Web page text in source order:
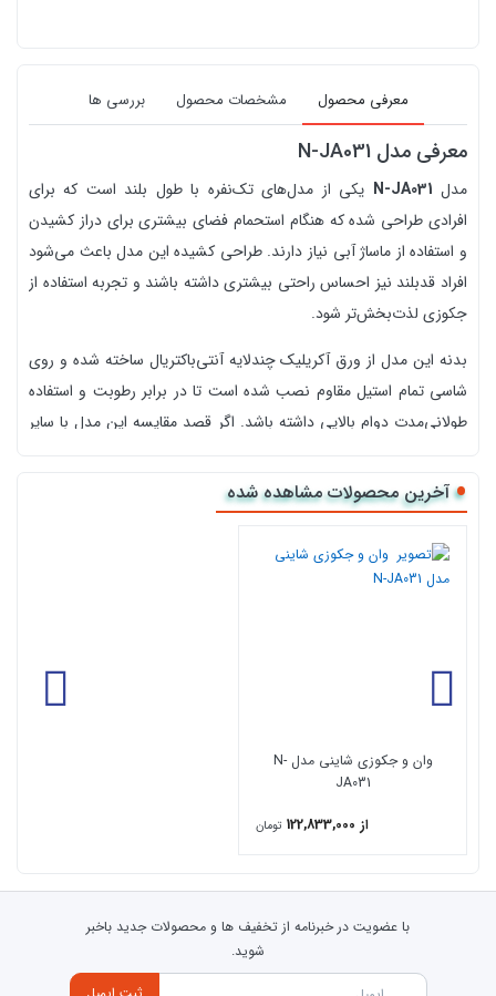
معرفی محصول مشخصات محصول بررسی ها
معرفی مدل N-JA031
مدل N-JA031 یکی از مدل‌های تک‌نفره با طول بلند است که برای
افرادی طراحی شده که هنگام استحمام فضای بیشتری برای دراز کشیدن
و استفاده از ماساژ آبی نیاز دارند. طراحی کشیده این مدل باعث می‌شود
افراد قدبلند نیز احساس راحتی بیشتری داشته باشند و تجربه استفاده از
جکوزی لذت‌بخش‌تر شود.
بدنه این مدل از ورق آکریلیک چندلایه آنتی‌باکتریال ساخته شده و روی
شاسی تمام استیل مقاوم نصب شده است تا در برابر رطوبت و استفاده
طولانی‌مدت دوام بالایی داشته باشد. اگر قصد مقایسه این مدل با سایر
کنید. همچنین برای بررسی مدل‌های دیگر از نظر ابعاد، ظرفیت و امکانات
می‌توانید به صفحهجکوزی خانگیمراجعه کنید.
مشخصات فنی مدل N-JA031
حداقل عرض درب مورد نیاز: 65 سانتی‌متر
جهت زیرسری: چپ
گارانتی موتور: 2 سال
گارانتی بدنه: 5 سال
آخرین محصولات مشاهده شده
وان و جکوزی شاینی مدل N-
JA031
از 122,833,000
تومان
با عضویت در خبرنامه از تخفیف ها و محصولات جدید باخبر
شوید.